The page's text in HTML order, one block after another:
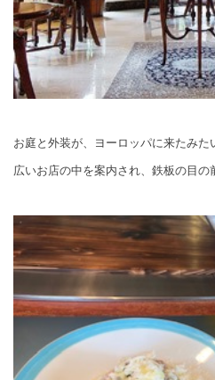
お庭と外装が、ヨーロッパに来たみた
広いお店の中を案内され、鉄板の目の